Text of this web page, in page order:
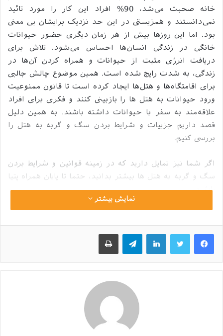
خانه صحبت می‌شد، 90% افراد این کار را مورد تائید
نمی‌دانستند و همزیستی در این حد نزدیک برایشان بی معنی
بود. اما این روزها بیش از هر زمان دیگری حضور حیوانات
خانگی در زندگی انسان‌ها احساس می‌شود. تلاش برای
دریافت انرژی مثبت از حیوانات و همراه کردن آن‌ها در
زندگی، به شدت رایج شده است. همین موضوع چالش جالبی
برای اقامتگاه‌ها و هتل‌ها ایجاد کرده است تا قانون ممنوعیت
ورود حیوانات به هتل ها را بازبینی کنند و فکری برای افراد
علاقه‌مند به سفر با حیوانات داشته باشند. به همین دلیل
قصد داریم جزییات و شرایط بردن سگ و گربه به هتل را
بررسی کنیم.
اگر شما نیز تمایل دارید که در زمینه قوانین و شرایط بردن
سگ و گربه به هتل ها بیشتر بدانید، حتما تا پایان همراه پتیا
باشید.
فهرست محتوا پنهان
1
سفر با حیوانات خانگی و چالش های آن!
2 آیا ورود حیوانات به هتل در ایران مجاز است؟
3 آیا ورود پت به هتل های خارجی مجاز است؟
آیا حیوانات اجازه ورود به اقامتگاه‌ها را دارند؟
پیشنهاد هتل‌ ها برای سفر با حیوانات خانگی چیست؟
محدودیت های سفر با حیوانات خانگی چیست؟
مسئولیت‌پذیری در حوزه حیوانات
نمایش بیشتر
لینکداینتلگرام چاپ